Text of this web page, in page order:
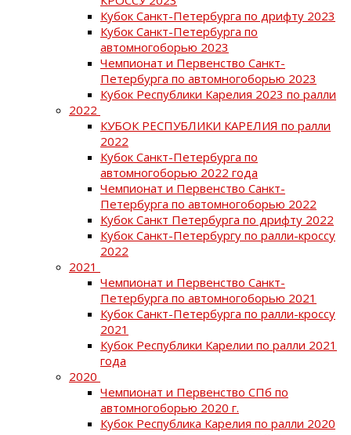
Кубок Санкт-Петербурга по дрифту 2023
Кубок Санкт-Петербурга по
автомногоборью 2023
Чемпионат и Первенство Санкт-
Петербурга по автомногоборью 2023
Кубок Республики Карелия 2023 по ралли
2022
КУБОК РЕСПУБЛИКИ КАРЕЛИЯ по ралли
2022
Кубок Санкт-Петербурга по
автомногоборью 2022 года
Чемпионат и Первенство Санкт-
Петербурга по автомногоборью 2022
Кубок Санкт Петербурга по дрифту 2022
Кубок Санкт-Петербургу по ралли-кроссу
2022
2021
Чемпионат и Первенство Санкт-
Петербурга по автомногоборью 2021
Кубок Санкт-Петербурга по ралли-кроссу
2021
Кубок Республики Карелии по ралли 2021
года
2020
Чемпионат и Первенство СПб по
автомногоборью 2020 г.
Кубок Республика Карелия по ралли 2020